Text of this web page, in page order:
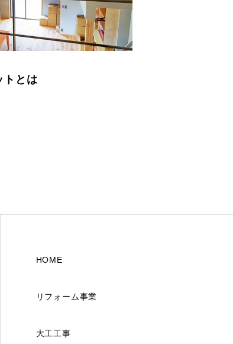
トとは
HOME
リフォーム事業
大工工事